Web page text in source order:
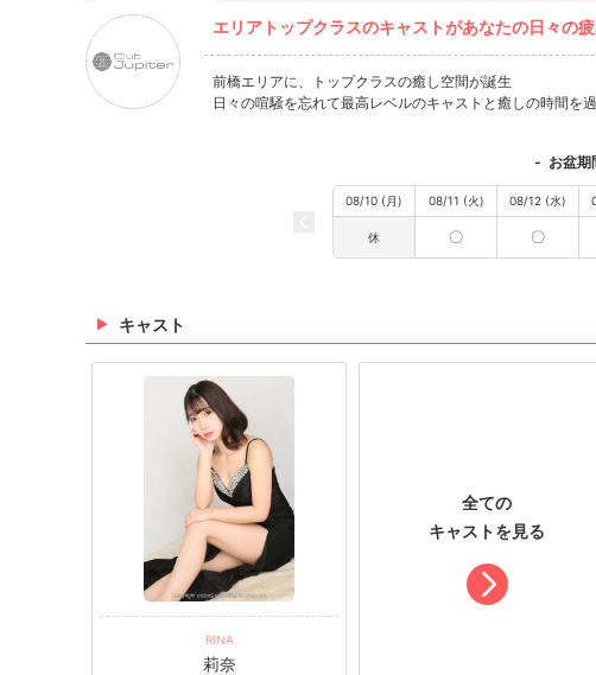
エリアトップクラスのキャストがあなたの日々の
前橋エリアに、トップクラスの癒し空間が誕生
日々の喧騒を忘れて最高レベルのキャストと癒しの時間を
- お盆期
08/10 (月)
休
08/11 (火)
〇
08/12 (水)
〇
キャスト
RINA
莉奈
全ての
キャストを見る